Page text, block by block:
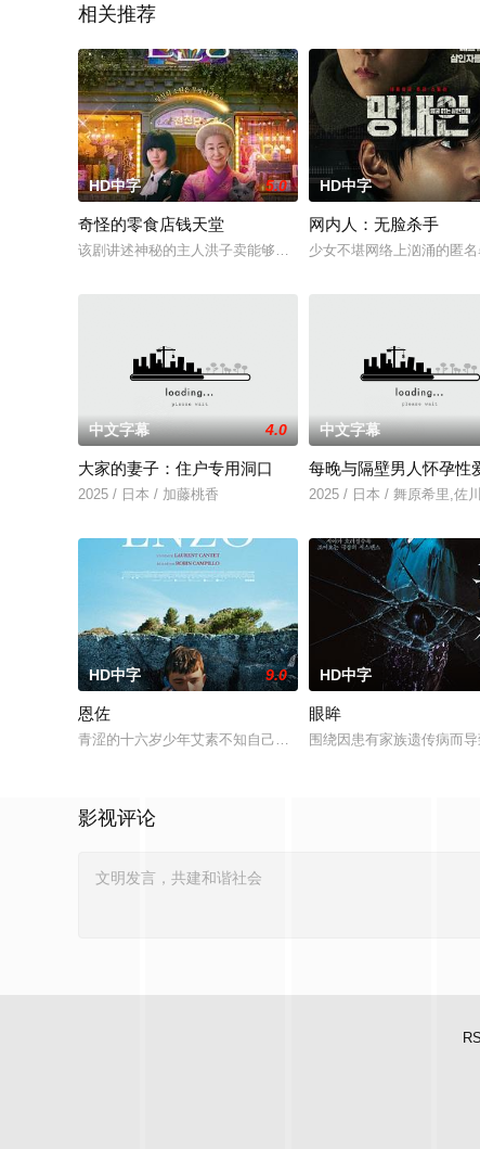
相关推荐
HD中字 5.0
奇怪的零食店钱天堂
该剧讲述神秘的主人洪子卖能够实现人们愿望的神秘零食，以及
HD中字
网内人：无脸杀手
少女不堪网络上汹涌的匿
中文字幕 4.0
大家的妻子：住户专用洞口
2025 / 日本 / 加藤桃香
中文字幕
每晚与隔壁男人怀孕性
2025 / 日本 / 舞原希里,佐
HD中字 9.0
恩佐
青涩的十六岁少年艾素不知自己想要什么，却清楚自己不要什
HD中字
眼眸
围绕因患有家族遗传病而
影视评论